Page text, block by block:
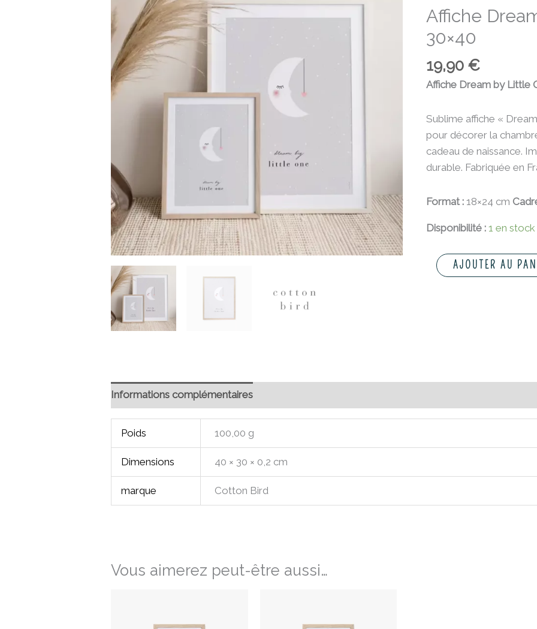
Affiche
30×40
19,90 €
Affiche Dream by Little
Sublime affiche «
pour décorer la
cadeau de naissance.
durable. Fabriquée en
Format :18×24 cm
Disponibilité : 1 en stock
Dream
by
one
30x40
AJOUTER AU
Informations complémentaires
Poids 100,00 g
Dimensions 40 × 30 × 0,2 cm
marque Cotton Bird
Vous aimerez peut-être aussi…